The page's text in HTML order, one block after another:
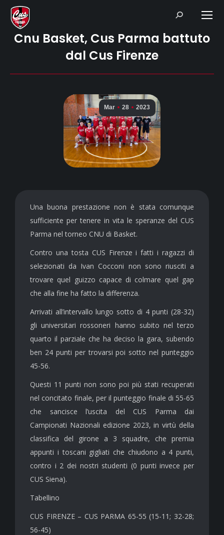
Search:
Cnu Basket, Cus Parma battuto
dal Cus Firenze
Mar 28 2023
Una buona prestazione non è stata comunque
sufficiente per tenere in vita le speranze del CUS
Parma nel torneo CNU di Basket.
Contro una tosta CUS Firenze i fatti i ragazzi di
selezionati da Ivan Cocconi non sono riusciti a
trovare quel guizzo capace di colmare quel gap
che alla fine ha fatto la differenza.
Arrivati all’intervallo lungo sotto di 4 punti (28-32)
gli universitari rossoneri hanno subito nel terzo
quarto il parziale che ha deciso la gara, subendo
ben 24 punti per trovarsi poi sotto nel punteggio
45-56.
Questi 11 punti non sono poi più stati recuperati
nel concitato finale, per il punteggio finale di 55-65
che sancisce l’uscita del CUS Parma dai
Campionati Nazionali edizione 2023, in virtù della
classifica del girone a 3 squadre, che premia
appunti i toscani gigliati che chiudono a 4 punti,
contro i 2 dei nostri studenti (0 punti invece per
CUS Siena).
Tabellino
CUS FIRENZE – CUS PARMA 65-55 (15-11; 32-28;
56-45)